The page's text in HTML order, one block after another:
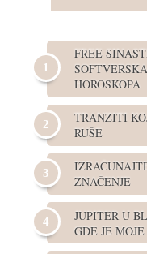
FREE
HOROSKOPA
TRANZITI
RUŠE
ZNAČENJE
JUPITER U
GDE JE